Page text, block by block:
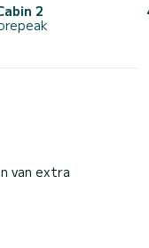
2
van extra